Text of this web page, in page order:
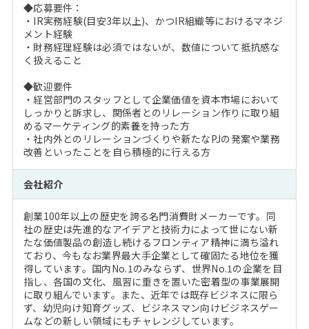
◆応募要件：
・IR実務経験(目安3年以上)、かつIR組織等におけるマネジ
メント経験
・財務経理経験は必須ではないが、数値について抵抗感な
く扱えること
◆歓迎要件
・経営部門のスタッフとして企業価値を資本市場において
しっかりと訴求し、関係者とのリレーション作りに取り組
めるマーケティング的素養を持った方
・社内外とのリレーションづくりや新たなPJの発案や業務
改善といったことを自ら積極的に行える方
会社紹介
創業100年以上の歴史を誇る名門消費財メーカーです。同
社の歴史は先進的なアイデアと技術力によって世にない新
たな価値製品の創造し続けるフロンティア精神に満ち溢れ
ており、今もなお業界最大手企業として確固たる地位を獲
得しています。国内No.1のみならず、世界No.1の企業を目
指し、各国の文化、風習に重きを置いた密着型の事業展開
に取り組んでいます。また、近年では既存ビジネスに限ら
ず、幼児向け知育グッズ、ビジネスマン向けビジネスゲー
ムなどの新しい領域にもチャレンジしています。